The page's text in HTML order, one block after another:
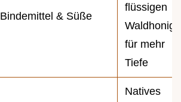
Bindemittel & Süße
flüssigen
Waldhonig
für mehr
Tiefe
Natives